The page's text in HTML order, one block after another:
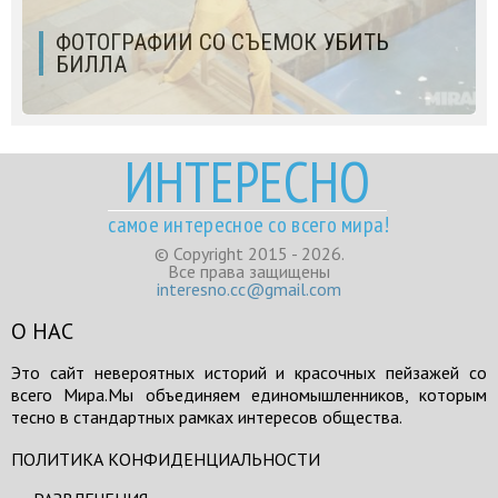
ФОТОГРАФИИ СО СЪЕМОК УБИТЬ
БИЛЛА
ИНТЕРЕСНО
самое интересное со всего мира!
© Copyright 2015 - 2026.
Все права защищены
interesno.cc@gmail.com
О НАС
Это сайт невероятных историй и красочных пейзажей со
всего Мира.Мы объединяем единомышленников, которым
тесно в стандартных рамках интересов общества.
ПОЛИТИКА КОНФИДЕНЦИАЛЬНОСТИ